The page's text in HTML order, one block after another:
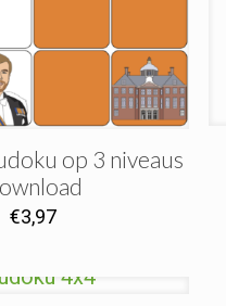
op 3 niveaus
€3,97